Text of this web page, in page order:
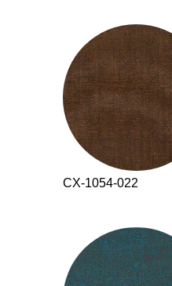
CX-1054-022